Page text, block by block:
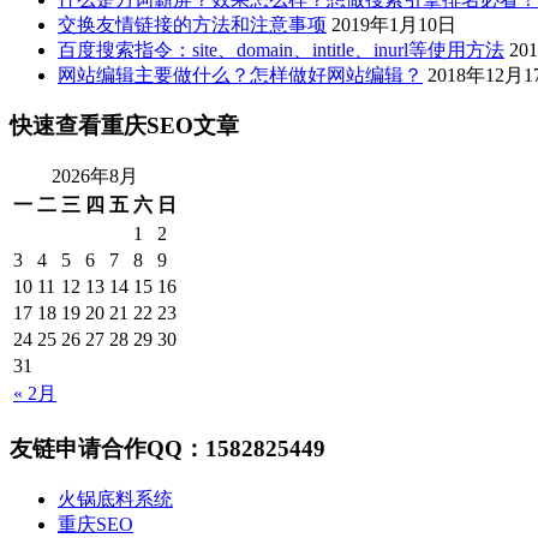
交换友情链接的方法和注意事项 2019年1月10日
百度搜索指令：site、domain、intitle、inurl等使用方法
网站编辑主要做什么？怎样做好网站编辑？ 2018年12月
快速查看重庆SEO文章
2026年8月
一 二 三 四 五 六 日
« 2月
1
2
3
4 5 6 7 8
9
10 11 12 13 14 15 16
17 18 19 20 21 22 23
24 25 26 27 28 29 30
31
友链申请合作QQ：1582825449
火锅底料系统
重庆SEO